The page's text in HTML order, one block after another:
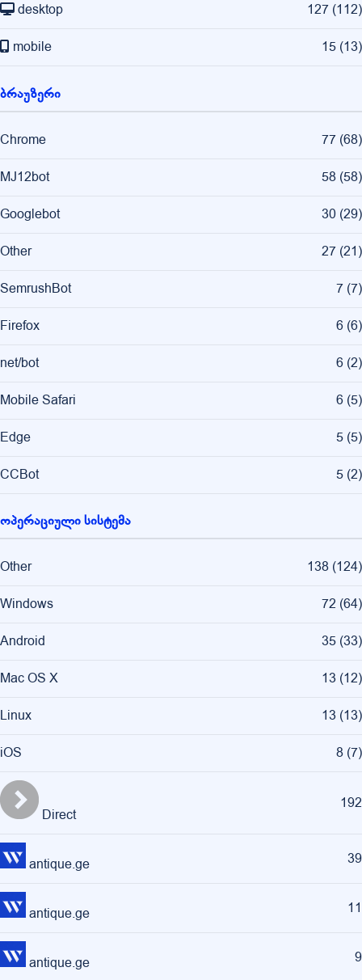
desktop 127 (112)
mobile 15 (13)
ბრაუზერი
Chrome 77 (68)
MJ12bot 58 (58)
Googlebot 30 (29)
Other 27 (21)
SemrushBot 7 (7)
Firefox 6 (6)
net/bot 6 (2)
Mobile Safari 6 (5)
Edge 5 (5)
CCBot 5 (2)
ოპერაციული სისტემა
Other 138 (124)
Windows 72 (64)
Android 35 (33)
Mac OS X 13 (12)
Linux 13 (13)
iOS 8 (7)
Direct
192
antique.ge 39
antique.ge 11
antique.ge 9